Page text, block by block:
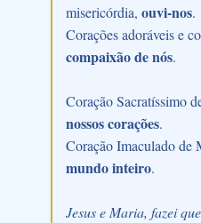
misericórdia, ouvi-nos.
Corações adoráveis e
compaixão de nós.
Coração Sacratíssimo
nossos corações.
Coração Imaculado de
mundo inteiro.
Jesus e Maria, fazei